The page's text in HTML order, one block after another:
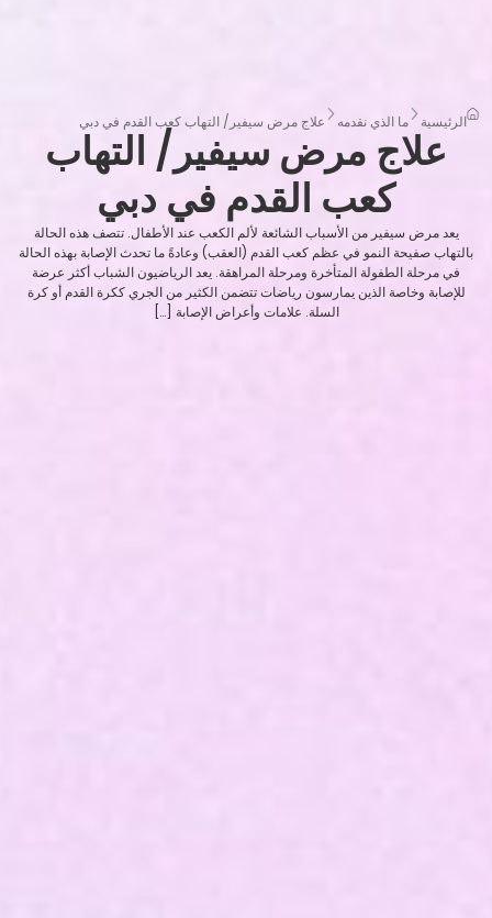
الرئيسية ما الذي نقدمه علاج مرض سيفير/ التهاب كعب القدم في دبي
علاج مرض سيفير/ التهاب
كعب القدم في دبي
يعد مرض سيفير من الأسباب الشائعة لألم الكعب عند الأطفال. تتصف هذه الحالة
بالتهاب صفيحة النمو في عظم كعب القدم (العقب) وعادةً ما تحدث الإصابة بهذه الحالة
في مرحلة الطفولة المتأخرة ومرحلة المراهقة. يعد الرياضيون الشباب أكثر عرضة
للإصابة وخاصة الذين يمارسون رياضات تتضمن الكثير من الجري ككرة القدم أو كرة
السلة. علامات وأعراض الإصابة […]